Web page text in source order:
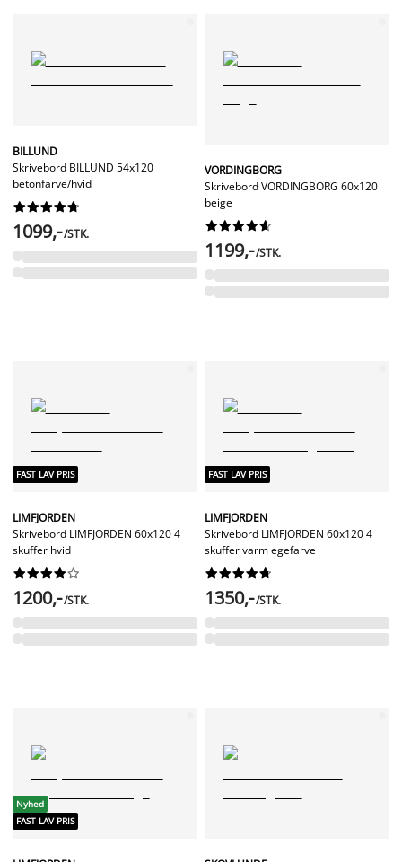
BILLUND
Skrivebord BILLUND 54x120
betonfarve/hvid






1099,-/STK.
VORDINGBORG
Skrivebord VORDINGBORG 60x120
beige






1199,-/STK.
FAST LAV PRIS
LIMFJORDEN
Skrivebord LIMFJORDEN 60x120 4
skuffer hvid






1200,-/STK.
FAST LAV PRIS
LIMFJORDEN
Skrivebord LIMFJORDEN 60x120 4
skuffer varm egefarve






1350,-/STK.
Nyhed
FAST LAV PRIS